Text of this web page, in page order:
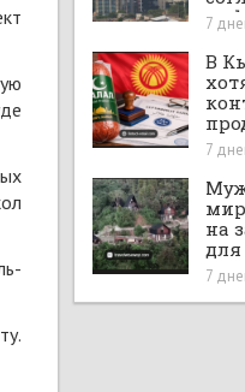
7
В
7
на
7